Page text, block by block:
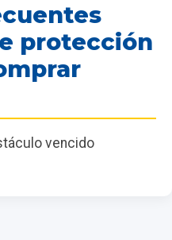
protección
vencido